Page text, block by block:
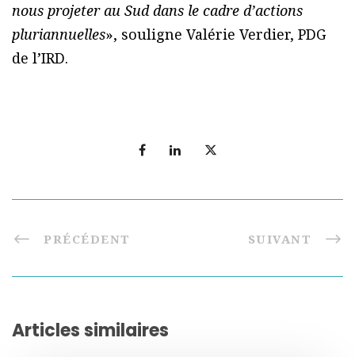
nous projeter au Sud dans le cadre d’actions
pluriannuelles», souligne Valérie Verdier, PDG
de l’IRD.
PRÉCÉDENT SUIVANT
Articles similaires